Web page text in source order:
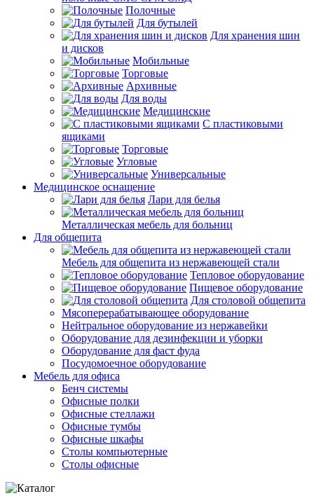
Полочные
Для бутылей
Для хранения шин
и дисков
Мобильные
Торговые
Архивные
Для воды
Медицинские
С пластиковыми
ящиками
Торговые
Угловые
Универсальные
Медицинское оснащение
Лари для белья
Металлическая мебель для больниц
Для общепита
Мебель для общепита из нержавеющей стали
Тепловое оборудование
Пищевое оборудование
Для столовой общепита
Мясоперерабатывающее оборудование
Нейтральное оборудование из нержавейки
Оборудование для дезинфекции и уборки
Оборудование для фаст фуда
Посудомоечное оборудование
Мебель для офиса
Бенч системы
Офисные полки
Офисные стеллажи
Офисные тумбы
Офисные шкафы
Столы компьютерные
Столы офисные